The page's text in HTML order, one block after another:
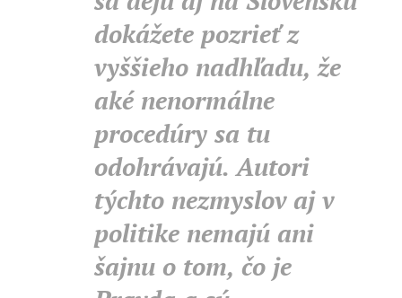
dokážete pozrieť z
vyššieho nadhľadu, že
aké nenormálne
procedúry sa tu
odohrávajú. Autori
týchto nezmyslov aj v
politike nemajú ani
šajnu o tom, čo je